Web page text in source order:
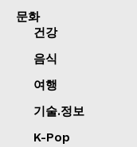
문화
건강
음식
여행
기술.정보
K-Pop